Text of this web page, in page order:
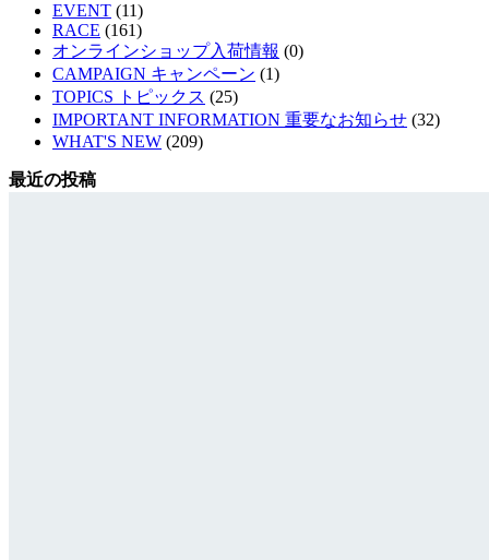
EVENT (11)
RACE (161)
オンラインショップ入荷情報 (0)
CAMPAIGN キャンペーン (1)
TOPICS トピックス (25)
IMPORTANT INFORMATION 重要なお知らせ (32)
WHAT'S NEW (209)
最近の投稿